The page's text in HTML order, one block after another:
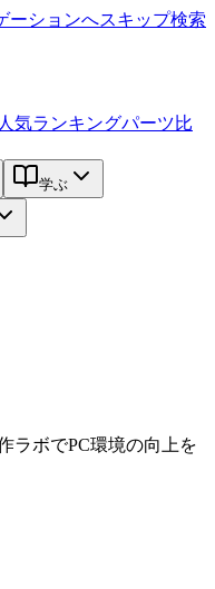
ーションへスキップ検索
人気ランキングパーツ比
学ぶ
ラボでPC環境の向上を